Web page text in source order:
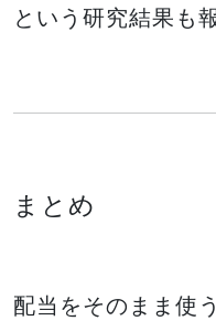
という研究結果も
まとめ
配当をそのまま使